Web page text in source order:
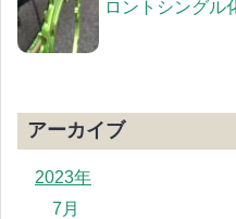
ロントシングル
アーカイブ
2023年
7月